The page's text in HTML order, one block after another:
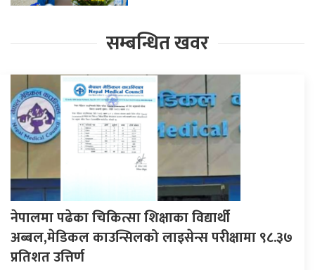
सम्बन्धित खवर
नेपालमा पढेका चिकित्सा शिक्षाका विद्यार्थी
अब्बल,मेडिकल काउन्सिलको लाइसेन्स परीक्षामा ९८.३७
प्रतिशत उत्तिर्ण